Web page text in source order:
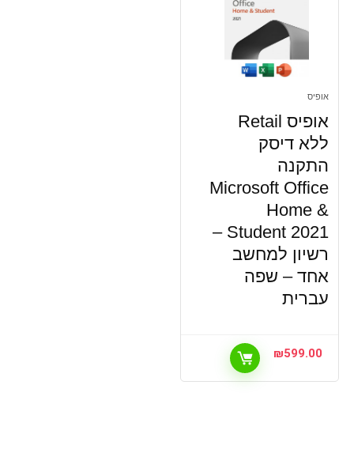
אופיס
אופיס Retail
ללא דיסק
התקנה
Microsoft Office
Home &
Student 2021 –
רשיון למחשב
אחד – שפה
עברית
₪599.00